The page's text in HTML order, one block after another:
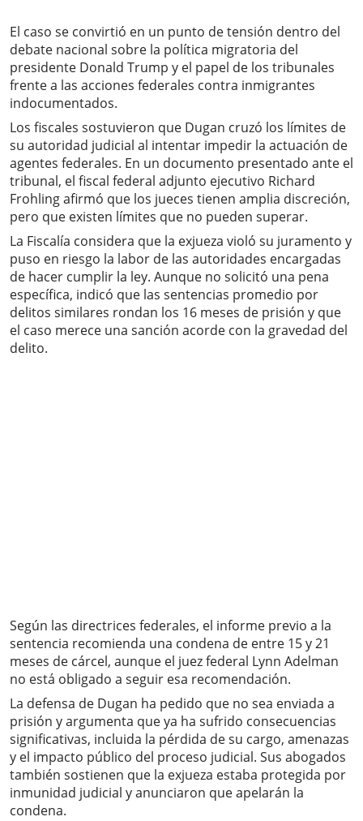
El caso se convirtió en un punto de tensión dentro del
debate nacional sobre la política migratoria del
presidente Donald Trump y el papel de los tribunales
frente a las acciones federales contra inmigrantes
indocumentados.
Los fiscales sostuvieron que Dugan cruzó los límites de
su autoridad judicial al intentar impedir la actuación de
agentes federales. En un documento presentado ante el
tribunal, el fiscal federal adjunto ejecutivo Richard
Frohling afirmó que los jueces tienen amplia discreción,
pero que existen límites que no pueden superar.
La Fiscalía considera que la exjueza violó su juramento y
puso en riesgo la labor de las autoridades encargadas
de hacer cumplir la ley. Aunque no solicitó una pena
específica, indicó que las sentencias promedio por
delitos similares rondan los 16 meses de prisión y que
el caso merece una sanción acorde con la gravedad del
delito.
Según las directrices federales, el informe previo a la
sentencia recomienda una condena de entre 15 y 21
meses de cárcel, aunque el juez federal Lynn Adelman
no está obligado a seguir esa recomendación.
La defensa de Dugan ha pedido que no sea enviada a
prisión y argumenta que ya ha sufrido consecuencias
significativas, incluida la pérdida de su cargo, amenazas
y el impacto público del proceso judicial. Sus abogados
también sostienen que la exjueza estaba protegida por
inmunidad judicial y anunciaron que apelarán la
condena.